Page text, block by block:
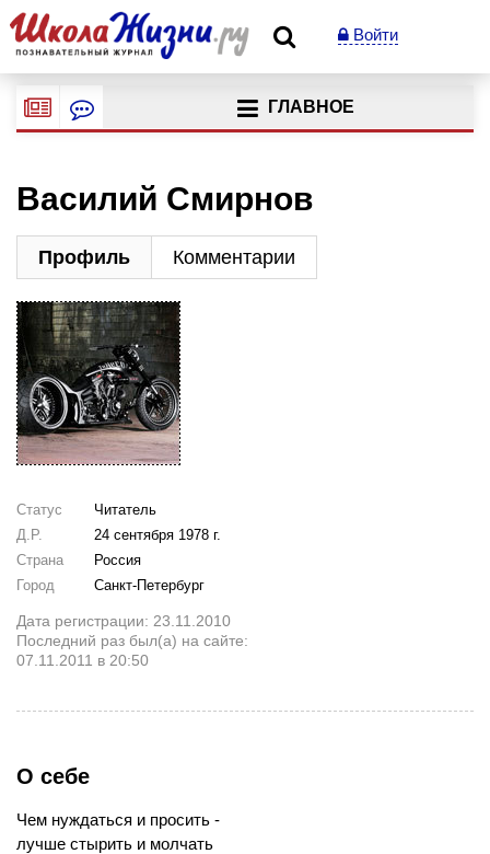
Войти
ГЛАВНОЕ
Василий Смирнов
Профиль Комментарии
Статус
Читатель
Д.Р.
24 сентября 1978 г.
Страна
Россия
Город
Санкт-Петербург
Дата регистрации: 23.11.2010
Последний раз был(а) на сайте:
07.11.2011 в 20:50
О себе
Чем нуждаться и просить -
лучше стырить и молчать